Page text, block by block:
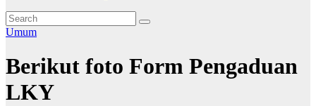
Umum
Berikut foto Form Pengaduan
LKY